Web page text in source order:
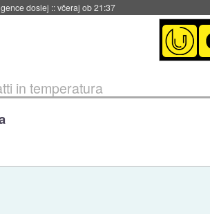
inteligence::včeraj ob 21:23
in temperatura